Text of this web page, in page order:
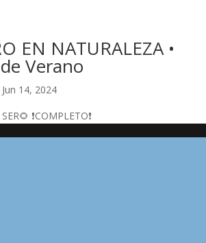
EN NATURALEZA •
Verano
Jun 14, 2024
❗️COMPLETO❗️